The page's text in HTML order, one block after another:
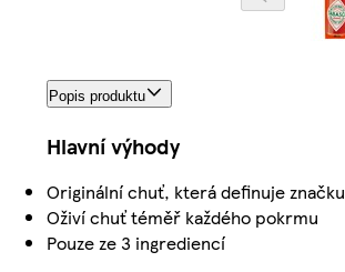
Popis produktu
Hlavní výhody
Originální chuť, která definuje značku
Oživí chuť téměř každého pokrmu
Pouze ze 3 ingrediencí